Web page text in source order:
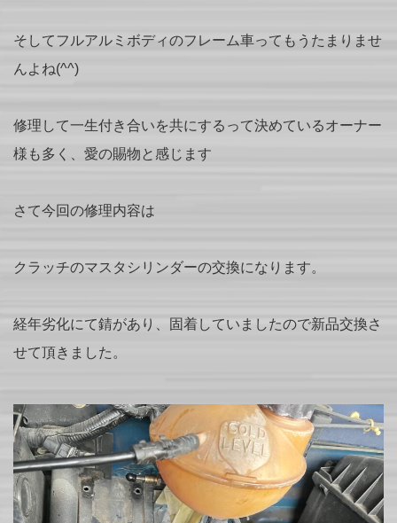
そしてフルアルミボディのフレーム車ってもうたまりませ
んよね(^^)
修理して一生付き合いを共にするって決めているオーナー
様も多く、愛の賜物と感じます
さて今回の修理内容は
クラッチのマスタシリンダーの交換になります。
経年劣化にて錆があり、固着していましたので新品交換さ
せて頂きました。